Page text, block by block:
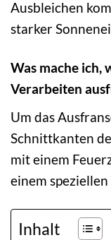
Ausbleichen
starker
Was mache ich,
Verarbeiten
Um das
Schnittkanten
mit einem
einem
Inhalt